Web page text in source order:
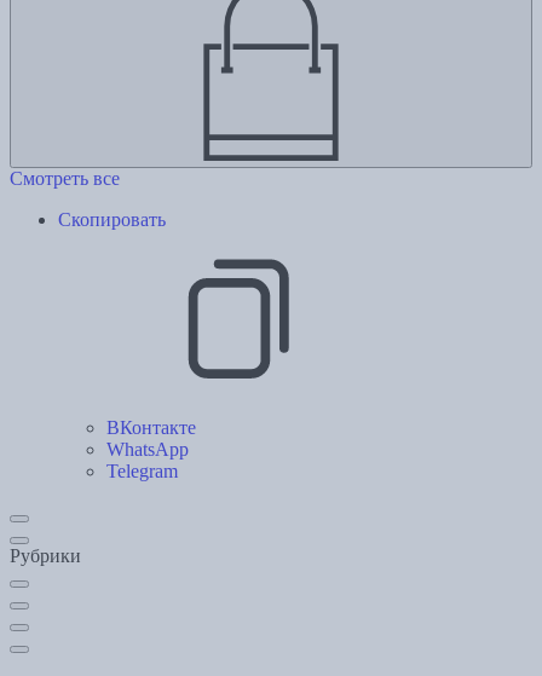
Смотреть все
Скопировать
ВКонтакте
WhatsApp
Telegram
Рубрики